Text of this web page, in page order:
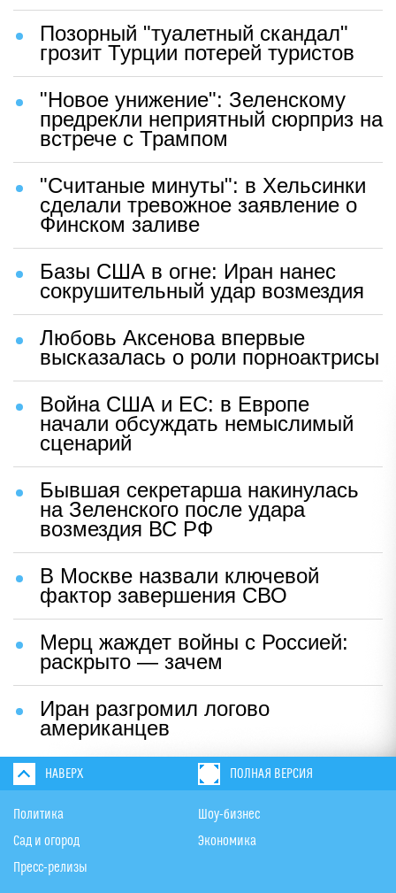
Позорный "туалетный скандал"
грозит Турции потерей туристов
"Новое унижение": Зеленскому
предрекли неприятный сюрприз на
встрече с Трампом
"Считаные минуты": в Хельсинки
сделали тревожное заявление о
Финском заливе
Базы США в огне: Иран нанес
сокрушительный удар возмездия
Любовь Аксенова впервые
высказалась о роли порноактрисы
Война США и ЕС: в Европе
начали обсуждать немыслимый
сценарий
Бывшая секретарша накинулась
на Зеленского после удара
возмездия ВС РФ
В Москве назвали ключевой
фактор завершения СВО
Мерц жаждет войны с Россией:
раскрыто — зачем
Иран разгромил логово
американцев
НАВЕРХ ПОЛНАЯ ВЕРСИЯ
Политика
Сад и огород
Пресс-релизы
Шоу-бизнес
Экономика